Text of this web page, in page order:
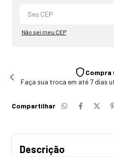
Não sei meu CEP
Compra
Faça sua troca em até 7 dias
Compartilhar
Descrição